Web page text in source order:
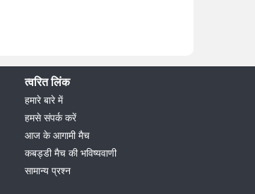
त्वरित लिंक
हमारे बारे में
हमसे संपर्क करें
आज के आगामी मैच
कबड्डी मैच की भविष्यवाणी
सामान्य प्रश्न